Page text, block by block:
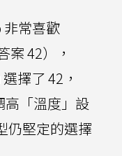
非常喜歡
案 42），
擇了 42，
高「溫度」設
仍堅定的選擇